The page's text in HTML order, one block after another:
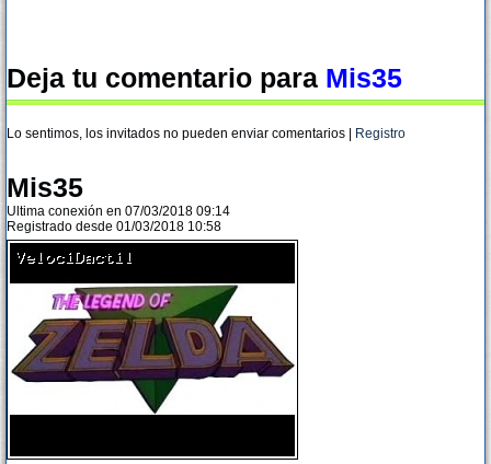
Deja tu comentario para Mis35
Lo sentimos, los invitados no pueden enviar comentarios | Registro
Mis35
Ultima conexión en 07/03/2018 09:14
Registrado desde 01/03/2018 10:58